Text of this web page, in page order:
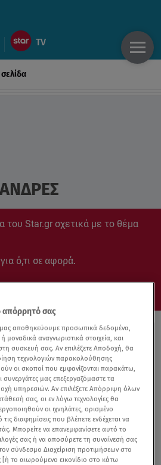
του Star.gr σχετικά με το θέμα
ό,τι σε αφορά.
απόρρητό σας
μας αποθηκεύουμε προσωπικά δεδομένα,
αναγνωριστικά στοιχεία, και
συσκευή σας. Αν επιλέξετε Αποδοχή, θα
τεχνολογιών παρακολούθησης
οι σκοποί που εμφανίζονται παρακάτω,
συνεργάτες μας επεξεργαζόμαστε τα
υπηρεσιών. Αν επιλέξετε Απόρριψη όλων
σας, οι εν λόγω τεχνολογίες θα
οι ιχνηλάτες, ορισμένο
διαφημίσεις που βλέπετε ενδέχεται να
Μπορείτε να επανεμφανίσετε αυτό το
σας ή να αποσύρετε τη συναίνεσή σας
σύνδεσμο Διαχείριση προτιμήσεων στο
[ή το αιωρούμενο εικονίδιο στο κάτω